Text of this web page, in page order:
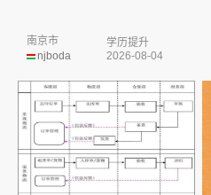
njboda
南京市
学历提升
2026-08-04